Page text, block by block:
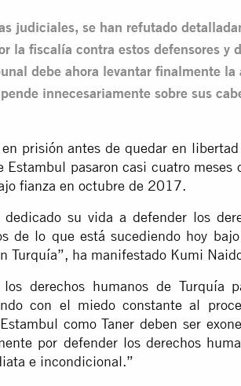
judiciales, se han refutado
la fiscalía contra estos defensores y
debe ahora levantar finalmente la
innecesariamente sobre sus
en prisión antes de quedar en
pasaron casi cuatro meses
fianza en octubre de 2017.
su vida a defender los
de lo que está sucediendo hoy
Turquía”, ha manifestado Kumi
derechos humanos de Turquía
con el miedo constante al
como Taner deben ser
por defender los derechos
e incondicional.”